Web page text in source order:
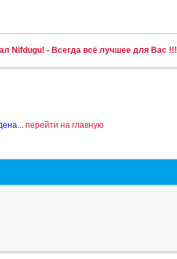
Nifdugu! - Всегда всё лучшее для Вас !!!
перейти на главную